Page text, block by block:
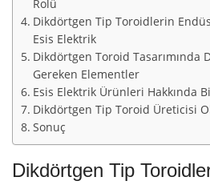
Rolü
Dikdörtgen Tip Toroidlerin
Esis Elektrik
Dikdörtgen Toroid Tasarımında
Gereken Elementler
Esis Elektrik Ürünleri Hakkında
Dikdörtgen Tip Toroid Üreticisi
Sonuç
Dikdörtgen Tip